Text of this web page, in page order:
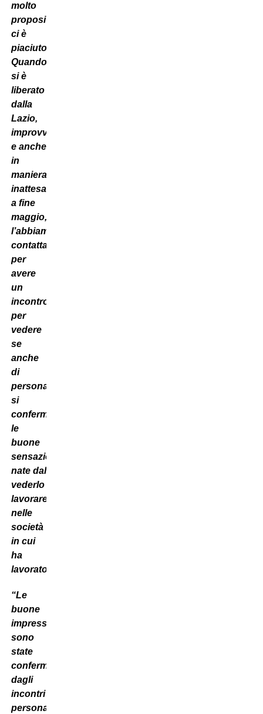
molto
propositivo,
ci è
piaciuto.
Quando
si è
liberato
dalla
Lazio,
improvvisamente
e anche
in
maniera
inattesa
a fine
maggio,
l’abbiamo
contattato
per
avere
un
incontro,
per
vedere
se
anche
di
persona
si
confermassero
le
buone
sensazioni
nate dal
vederlo
lavorare
nelle
società
in cui
ha
lavorato”.
“Le
buone
impressioni
sono
state
confermate
dagli
incontri
personali